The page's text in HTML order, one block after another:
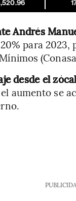
Andrés
para 2023,
desde el
aumento se